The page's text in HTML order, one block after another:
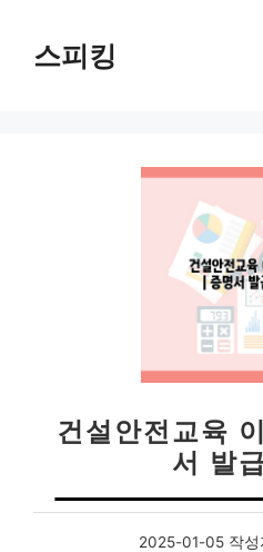
스피킹
건설안전교육
서 발
2025-01-05 작성